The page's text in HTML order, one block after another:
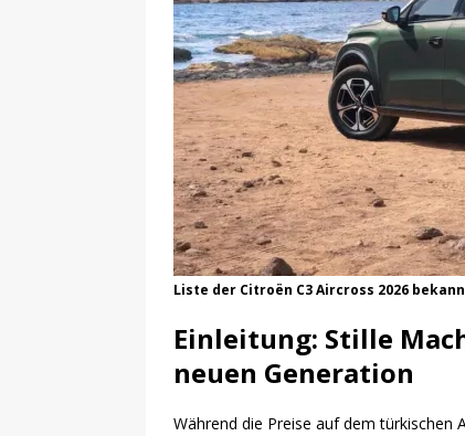
Liste der Citroën C3 Aircross 2026
Einleitung: Stille
neuen Generation
Während die Preise auf dem